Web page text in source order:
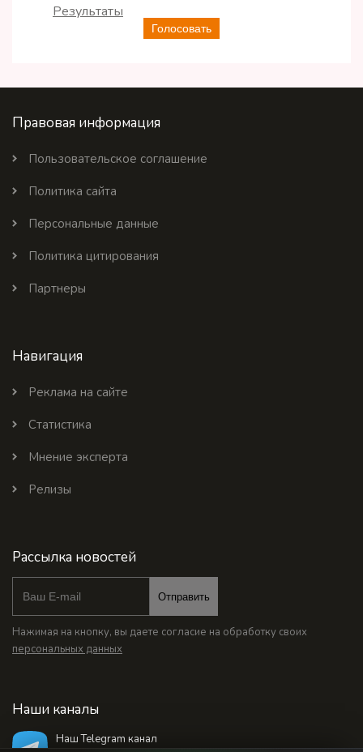
Голосовать
Результаты
Правовая информация
Пользовательское соглашение
Политика сайта
Персональные данные
Политика цитирования
Партнеры
Навигация
Реклама на сайте
Статистика
Мнение эксперта
Релизы
Рассылка новостей
Отправить
Нажимая на кнопку, вы даете согласие на обработку своих
персональных данных
Наши каналы
Наш Telegram канал